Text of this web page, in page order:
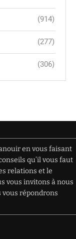
(914)
(277)
(306)
en vous faisant
qu’il vous faut
relations et le
vous invitons à nous
vous répondrons